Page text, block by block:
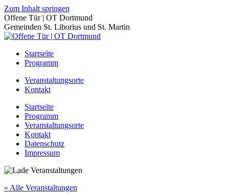
Zum Inhalt springen
Offene Tür | OT Dortmund
Gemeinden St. Liborius und St. Martin
Startseite
Programm
Veranstaltungsorte
Kontakt
Startseite
Programm
Veranstaltungsorte
Kontakt
Datenschutz
Impressum
« Alle Veranstaltungen